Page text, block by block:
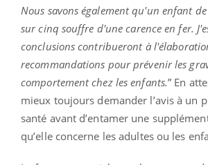
Nous savons également qu'un enfant
sur cinq souffre d'une carence en fer.
conclusions contribueront à
recommandations pour prévenir les
comportement chez les enfants.” En
mieux toujours demander l’avis à un
santé avant d’entamer une
qu’elle concerne les adultes ou les